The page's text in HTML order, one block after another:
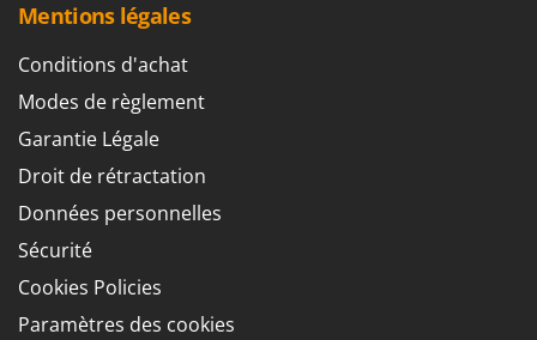
Mentions légales
Conditions d'achat
Modes de règlement
Garantie Légale
Droit de rétractation
Données personnelles
Sécurité
Cookies Policies
Paramètres des cookies